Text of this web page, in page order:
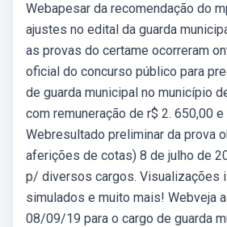
Webapesar da recomendação do
ajustes no edital da guarda
as provas do certame ocorreram
oficial do concurso público para
de guarda municipal no município
com remuneração de r$ 2. 650,00
Webresultado preliminar da prova
aferições de cotas) 8 de julho de
p/ diversos cargos. Visualizações
simulados e muito mais! Webveja
08/09/19 para o cargo de guarda